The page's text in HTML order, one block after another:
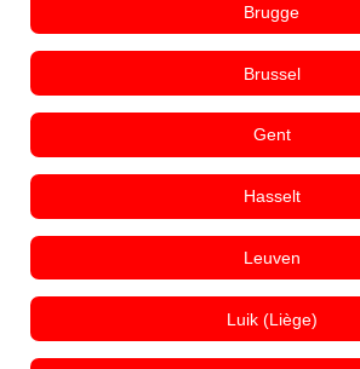
Brugge
Brussel
Gent
Hasselt
Leuven
Luik (Liège)